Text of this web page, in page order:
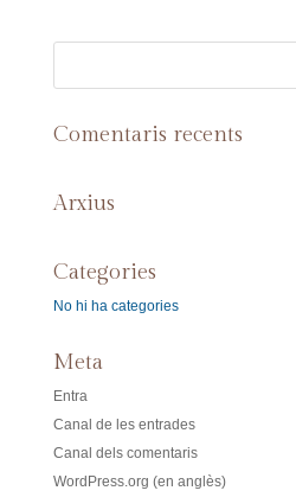
Comentaris recents
Arxius
Categories
No hi ha categories
Meta
Entra
Canal de les entrades
Canal dels comentaris
WordPress.org (en anglès)